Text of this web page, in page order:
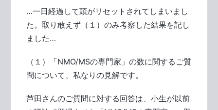
…一日経過して頭がリセットされてしまいまし
た。取り敢えず（１）のみ考察した結果を記し
ました…
（１）「NMO/MSの専門家」の数に関するご質
問について、私なりの見解です。
芦田さんのご質問に対する回答は、小生が以前